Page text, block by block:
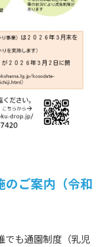
のご案内（令和
でも通園制度（乳児